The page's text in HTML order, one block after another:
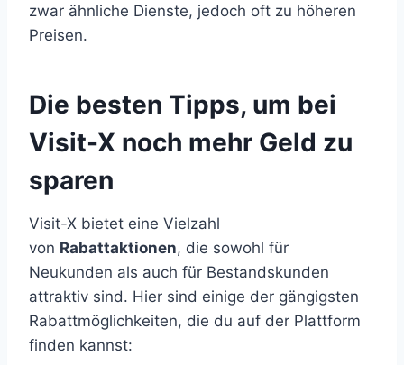
zwar ähnliche Dienste, jedoch oft zu höheren
Preisen.
Die besten Tipps, um bei
Visit-X noch mehr Geld zu
sparen
Visit-X bietet eine Vielzahl
von Rabattaktionen, die sowohl für
Neukunden als auch für Bestandskunden
attraktiv sind. Hier sind einige der gängigsten
Rabattmöglichkeiten, die du auf der Plattform
finden kannst: